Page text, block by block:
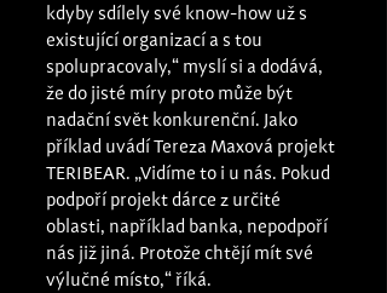
kdyby sdílely své know-how už s
existující organizací a s tou
spolupracovaly,“ myslí si a dodává,
že do jisté míry proto může být
nadační svět konkurenční. Jako
příklad uvádí Tereza Maxová projekt
TERIBEAR. „Vidíme to i u nás. Pokud
podpoří projekt dárce z určité
oblasti, například banka, nepodpoří
nás již jiná. Protože chtějí mít své
výlučné místo,“ říká.